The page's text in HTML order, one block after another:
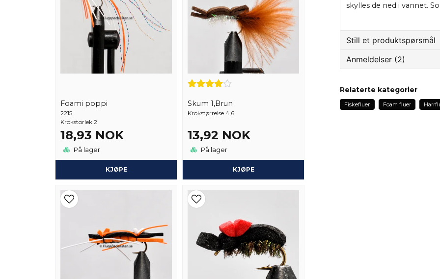
Foami poppi
2215
Krokstorlek 2
18,93 NOK
På lager
KJØPE
Skum 1,Brun
Krokstørrelse 4,6.
13,92 NOK
På lager
KJØPE
skylles de ned i vannet.
Still et produktspørsmål
question
Anmeldelser (2)
Lars Staffan
Relaterte kategorier
Fiskefluer Foam fluer